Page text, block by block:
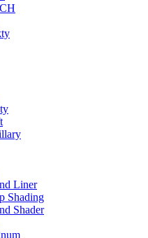
Liner
Shading
Shader